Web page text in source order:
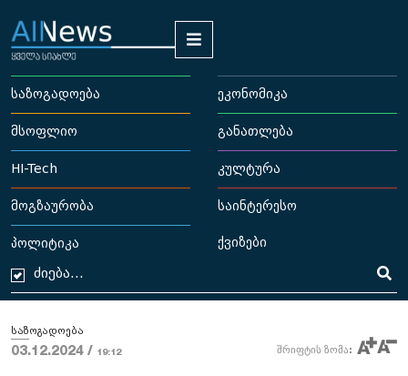
საზოგადოება ეკონომიკა
მსოფლიო განათლება
HI-Tech კულტურა
მოგზაურობა საინტერესო
პოლიტიკა ქვიზები
საზოგადოება
03.12.2024 / 19:12 შრიფტის ზომა: